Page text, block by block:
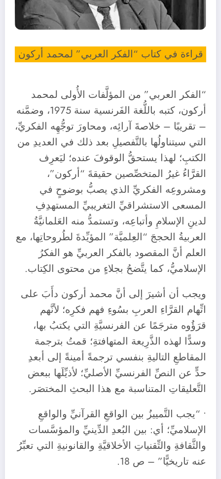
قراءة في كتاب “الفكر العربي” لمحمد أركون
“الفكر العربي” من المؤلَّفات الأُولى لمحمد
أركون، كتبه باللُّغة الفَرنسية سنة 1975، وضمَّنه
– تقريبًا – خلاصةَ آرائِه، ومحاورَ توجُّهِه الفكريِّ،
التي سيتناولُها بالتَّفصيلِ بعد ذلك في العديدِ من
الكتبِ؛ لهذا يستحقُّ الوقوفَ عنده؛ ليَعرِف
القرَّاءُ غيرُ المتخصِّصين حقيقةَ “أركون”،
ومشروعِه الفكريِّ الذي يصبُّ بوضوحٍ في
المسعى الاستشراقيِّ التغريبيِّ المستهدِفِ
لدينِ الإسلامِ وأتباعِه، وتستمدُّ منه العَلمانيَّةُ
العربيةُ الحججَ “العِلميَّة” المؤيِّدةَ لطُروحاتِها، مع
العلم أنَّ المقصود بالفكر العربيِّ هو الفكرُ
الإسلاميُّ، كما يتَّضحُ بجلاءٍ من محتوى الكِتاب.
ويجب أن أشيرَ إلى أنَّ محمد أركون دأَبَ على
اتِّهام القرَّاءِ العربِ بسُوءِ فهم فكرِه؛ لأنَّهم
قرَؤُوه مترجَمًا عن الفرنسيَّةِ التي يكتبُ بها،
وسدًّا لهذه الذَّرِيعة المتهافتةِ؛ قمتُ بترجمة
المقاطعِ التاليةِ بنفسي ترجمةً أمينةً إلى أبعدِ
حدٍّ عن النصِّ الفرنسيِّ الأصليِّ؛ لأذيِّلَها ببعض
التَّعليقاتِ المتناسبة مع هذا البحثِ المختصَر.
• “يجب التَّمييزُ بين الواقعِ القرآنيِّ والواقعِ
الإسلاميِّ؛ أي: بين البُعدِ الدِّينيِّ والمؤسَّسات
والثَّقافةِ والتِّقنياتِ الأخلاقيَّةِ والقانونيةِ التي تعبِّرُ
عنه تاريخيًّا” – ص 18.